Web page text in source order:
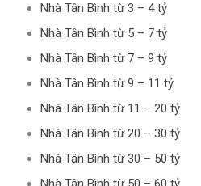
Nhà Tân Bình từ 3 – 4 tỷ
Nhà Tân Bình từ 5 – 7 tỷ
Nhà Tân Bình từ 7 – 9 tỷ
Nhà Tân Bình từ 9 – 11 tỷ
Nhà Tân Bình từ 11 – 20 tỷ
Nhà Tân Bình từ 20 – 30 tỷ
Nhà Tân Bình từ 30 – 50 tỷ